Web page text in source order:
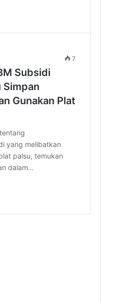
7
Subsidi
Simpan
Gunakan Plat
yang melibatkan
palsu, temukan
dalam…